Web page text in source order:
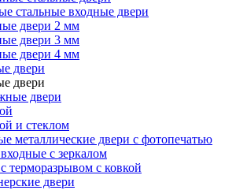
стальные входные двери
двери 2 мм
двери 3 мм
двери 4 мм
двери
двери
двери
и стеклом
металлические двери с фотопечатью
с зеркалом
терморазрывом с ковкой
двери